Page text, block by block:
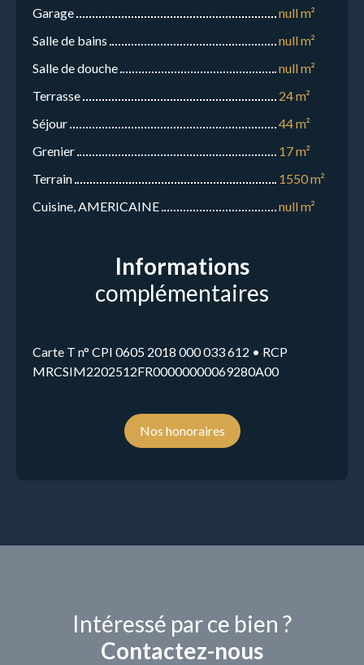
Garage
null m²
Salle de bains
null m²
Salle de douche
null m²
Terrasse
24 m²
Séjour
44 m²
Grenier
17 m²
Terrain
1550 m²
Cuisine, AMERICAINE
null m²
Informations
complémentaires
Carte T n° CPI 0605 2018 000 033 612 • RCP
MRCSIM2202512FR00000000069280A00
Nos honoraires
Intéressé par ce bien ?
Contactez-nous